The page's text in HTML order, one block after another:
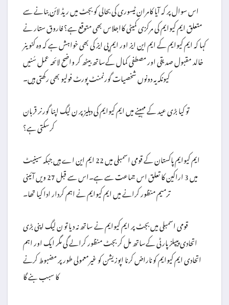
اس سوال پر کہ آیا کامران ٹیسوری کی بحالی کو بجٹ میں ریڈ لائن بنانے سے
متعلق ایم کیوایم کی مرکزی کمیٹی کااجلاس بھی متوقع ہے؟ فاروق ستار نے
کہا کہ ایم کیوایم کے ایم این ایز اور ایم پی ایز کی بھی خواہش ہے کہ وہ کنوینر
خالد مقبول صدیقی اور مصطفی کمال کےساتھ بیٹھ کر واضح لائحہ عمل سُنیں
کیونکہ یہ دونوں شخصیات گورنمنٹ پورٹ فولیو بھی رکھتی ہیں۔
تو کیا بڑی عید کے مہینے میں ایم کیوایم کی دہلیز پر ن لیگ اپنا گورنر قربان
کرسکتی ہے؟
ایم کیوایم پاکستان کے قومی اسمبلی میں 22 ایم این اے ہیں جبکہ سینیٹ
میں 3 اراکین کا تعلق اس جماعت سے ہے۔اس سے قبل 27 ویں آئینی
ترمیم منظور کرانے میں ایم کیوایم نے اہم کردار ادا کیا تھا۔
قومی اسمبلی میں بجٹ پر ایم کیوایم نے ساتھ نہ دیا تو ن لیگ اپنی بڑی
اتحادی پیپلزپارٹی کےساتھ مل کر بجٹ منظور کرالے گی مگر ایک اور اہم
اتحادی ایم کیوایم کو ناراض کرنا اپوزیشن کو غیرمعمولی طور پر مضبوط کرنے
کا سبب بنے گا